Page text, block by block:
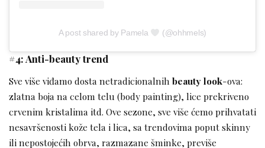
A post shared by Pamela (@ohhmels)
#4: Anti-beauty trend
Sve više viđamo dosta netradicionalnih beauty look-ova:
zlatna boja na celom telu (body painting), lice prekriveno
crvenim kristalima itd. Ove sezone, sve više ćemo prihvatati
nesavršenosti kože tela i lica, sa trendovima poput skinny
ili nepostojećih obrva, razmazane šminke, previše